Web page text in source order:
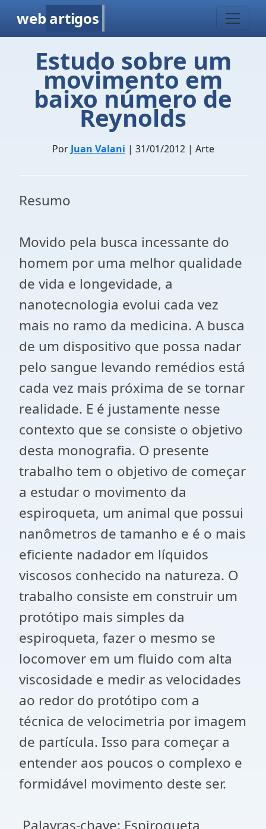
web artigos
Estudo sobre um
movimento em
baixo número de
Reynolds
Por Juan Valani | 31/01/2012 | Arte
Resumo
Movido pela busca incessante do
homem por uma melhor qualidade
de vida e longevidade, a
nanotecnologia evolui cada vez
mais no ramo da medicina. A busca
de um dispositivo que possa nadar
pelo sangue levando remédios está
cada vez mais próxima de se tornar
realidade. E é justamente nesse
contexto que se consiste o objetivo
desta monografia. O presente
trabalho tem o objetivo de começar
a estudar o movimento da
espiroqueta, um animal que possui
nanômetros de tamanho e é o mais
eficiente nadador em líquidos
viscosos conhecido na natureza. O
trabalho consiste em construir um
protótipo mais simples da
espiroqueta, fazer o mesmo se
locomover em um fluido com alta
viscosidade e medir as velocidades
ao redor do protótipo com a
técnica de velocimetria por imagem
de partícula. Isso para começar a
entender aos poucos o complexo e
formidável movimento deste ser.
Palavras-chave: Espiroqueta,